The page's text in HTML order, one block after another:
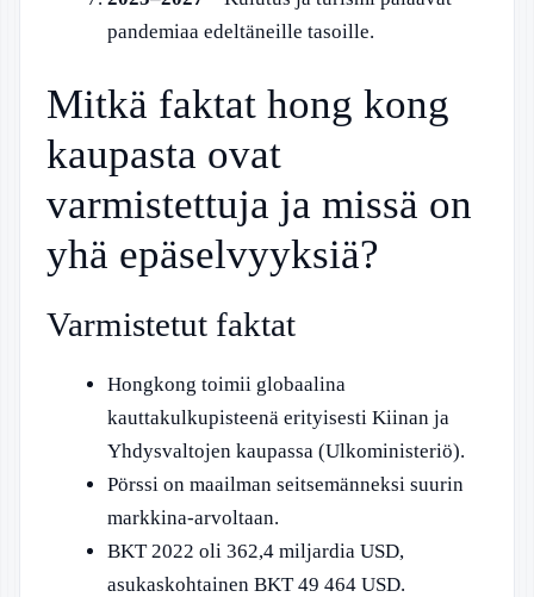
pandemiaa edeltäneille tasoille.
Mitkä faktat hong kong
kaupasta ovat
varmistettuja ja missä on
yhä epäselvyyksiä?
Varmistetut faktat
Hongkong toimii globaalina
kauttakulkupisteenä erityisesti Kiinan ja
Yhdysvaltojen kaupassa (Ulkoministeriö).
Pörssi on maailman seitsemänneksi suurin
markkina-arvoltaan.
BKT 2022 oli 362,4 miljardia USD,
asukaskohtainen BKT 49 464 USD.